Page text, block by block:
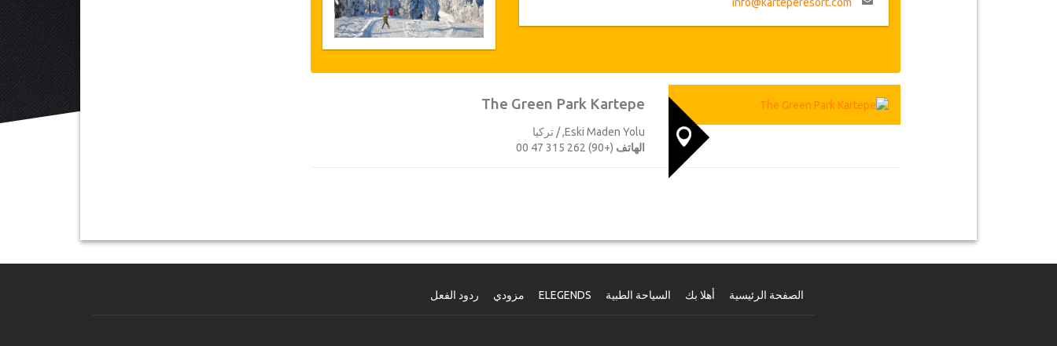
The Green Park Kartepe
Eski Maden Yolu, / تركيا
الهاتف (+90) 262 315 47 00
الصفحة الرئيسية أهلا بك السياحة الطبية ELEGENDS مزودي ردود الفعل